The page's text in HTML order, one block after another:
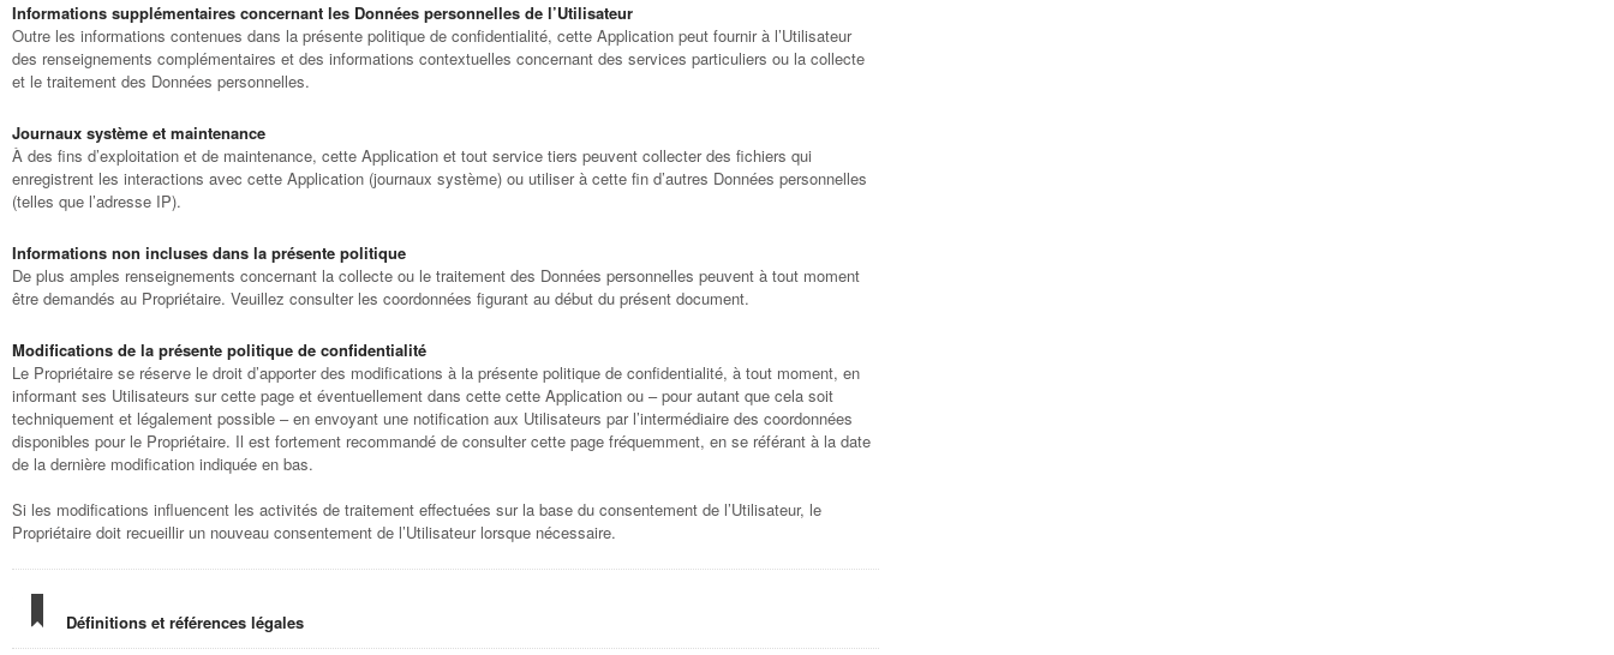
Informations supplémentaires concernant les Données personnelles de l’Utilisateur
Outre les informations contenues dans la présente politique de confidentialité, cette Application peut fournir à l’Utilisateur
des renseignements complémentaires et des informations contextuelles concernant des services particuliers ou la collecte
et le traitement des Données personnelles.
Journaux système et maintenance
À des fins d’exploitation et de maintenance, cette Application et tout service tiers peuvent collecter des fichiers qui
enregistrent les interactions avec cette Application (journaux système) ou utiliser à cette fin d’autres Données personnelles
(telles que l’adresse IP).
Informations non incluses dans la présente politique
De plus amples renseignements concernant la collecte ou le traitement des Données personnelles peuvent à tout moment
être demandés au Propriétaire. Veuillez consulter les coordonnées figurant au début du présent document.
Modifications de la présente politique de confidentialité
Le Propriétaire se réserve le droit d’apporter des modifications à la présente politique de confidentialité, à tout moment, en
informant ses Utilisateurs sur cette page et éventuellement dans cette cette Application ou – pour autant que cela soit
techniquement et légalement possible – en envoyant une notification aux Utilisateurs par l’intermédiaire des coordonnées
disponibles pour le Propriétaire. Il est fortement recommandé de consulter cette page fréquemment, en se référant à la date
de la dernière modification indiquée en bas.
Si les modifications influencent les activités de traitement effectuées sur la base du consentement de l’Utilisateur, le
Propriétaire doit recueillir un nouveau consentement de l’Utilisateur lorsque nécessaire.
Définitions et références légales